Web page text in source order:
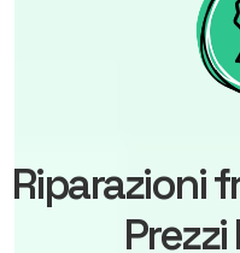
Riparazioni